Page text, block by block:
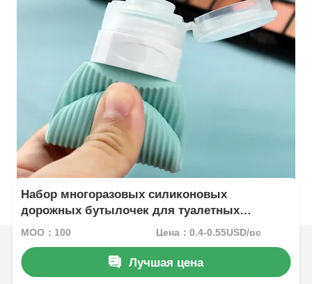
Набор многоразовых силиконовых
дорожных бутылочек для туалетных
принадлежностей, мятно-зеленый цвет,
MOQ：100 Цена：0.4-0.55USD/pc
Лучшая цена